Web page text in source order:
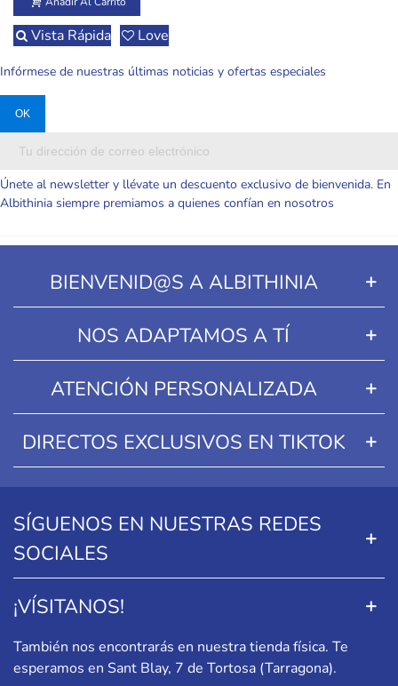
Vista Rápida Love
Infórmese de nuestras últimas noticias y ofertas especiales
Únete al newsletter y llévate un descuento exclusivo de bienvenida. En
Albithinia siempre premiamos a quienes confían en nosotros
BIENVENID@S A ALBITHINIA
NOS ADAPTAMOS A TÍ
ATENCIÓN PERSONALIZADA
DIRECTOS EXCLUSIVOS EN TIKTOK
SÍGUENOS EN NUESTRAS REDES
SOCIALES
¡VÍSITANOS!
También nos encontrarás en nuestra tienda física. Te
esperamos en Sant Blay, 7 de Tortosa (Tarragona).